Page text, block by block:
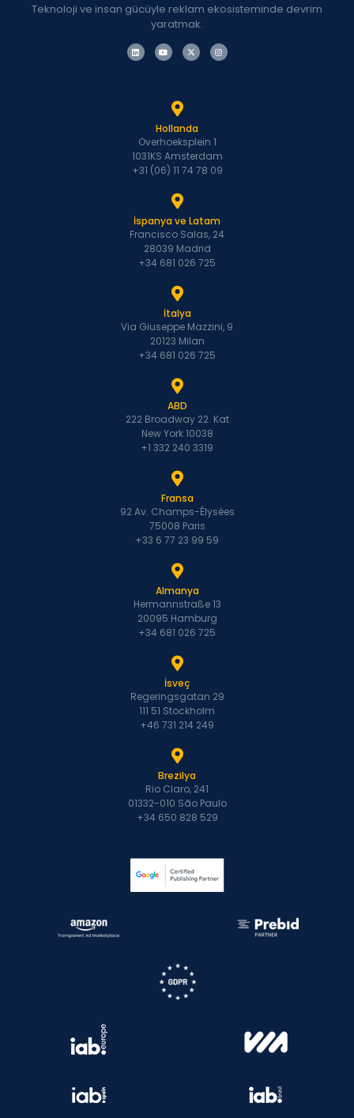
Teknoloji ve insan gücüyle reklam ekosisteminde devrim
yaratmak.
Hollanda
Overhoeksplein 1
1031KS Amsterdam
+31 (06) 11 74 78 09
İspanya ve Latam
Francisco Salas, 24
28039 Madrid
+34 681 026 725
İtalya
Via Giuseppe Mazzini, 9
20123 Milan
+34 681 026 725
ABD
222 Broadway 22. Kat
New York 10038
+1 332 240 3319
Fransa
92 Av. Champs-Élysées
75008 Paris
+33 6 77 23 99 59
Almanya
Hermannstraße 13
20095 Hamburg
+34 681 026 725
İsveç
Regeringsgatan 29
111 51 Stockholm
+46 731 214 249
Brezilya
Rio Claro, 241
01332-010 São Paulo
+34 650 828 529